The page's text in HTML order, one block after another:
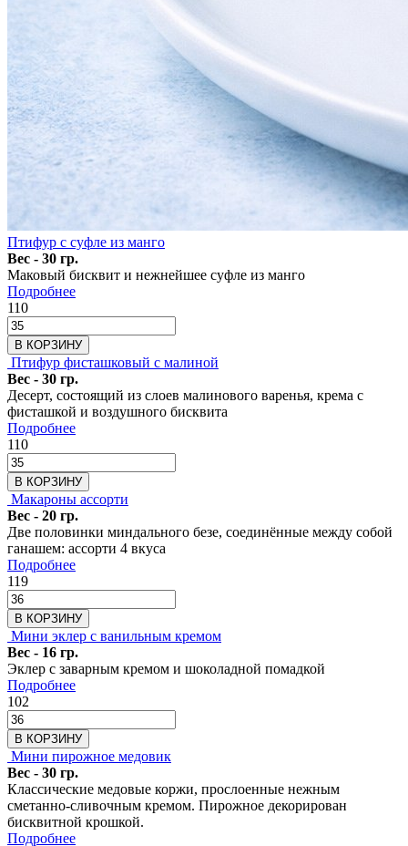
Птифур с суфле из манго
Вес - 30 гр.
Маковый бисквит и нежнейшее суфле из манго
Подробнее
110
В КОРЗИНУ
Птифур фисташковый с малиной
Вес - 30 гр.
Десерт, состоящий из слоев малинового варенья, крема с
фисташкой и воздушного бисквита
Подробнее
110
В КОРЗИНУ
Макароны ассорти
Вес - 20 гр.
Две половинки миндального безе, соединённые между собой
ганашем: ассорти 4 вкуса
Подробнее
119
В КОРЗИНУ
Мини эклер с ванильным кремом
Вес - 16 гр.
Эклер с заварным кремом и шоколадной помадкой
Подробнее
102
В КОРЗИНУ
Мини пирожное медовик
Вес - 30 гр.
Классические медовые коржи, прослоенные нежным
сметанно-сливочным кремом. Пирожное декорирован
бисквитной крошкой.
Подробнее